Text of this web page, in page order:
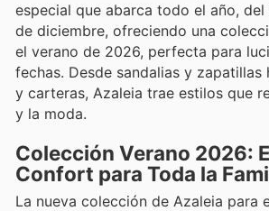
especial que abarca todo el año, del
de diciembre, ofreciendo una
el verano de 2026, perfecta para
fechas. Desde sandalias y zapatillas
y carteras, Azaleia trae estilos que
y la moda.
Colección Verano 2026:
Confort para Toda la
La nueva colección de Azaleia para